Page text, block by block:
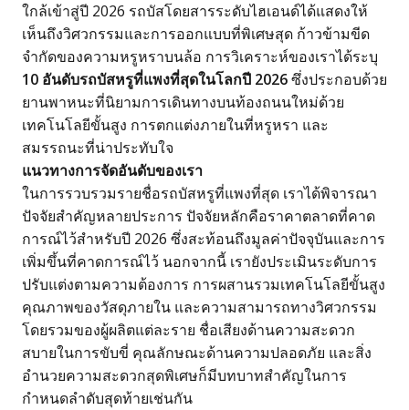
ใกล้เข้าสู่ปี 2026 รถบัสโดยสารระดับไฮเอนด์ได้แสดงให้
เห็นถึงวิศวกรรมและการออกแบบที่พิเศษสุด ก้าวข้ามขีด
จำกัดของความหรูหราบนล้อ การวิเคราะห์ของเราได้ระบุ
10 อันดับรถบัสหรูที่แพงที่สุดในโลกปี 2026ซึ่งประกอบด้วย
ยานพาหนะที่นิยามการเดินทางบนท้องถนนใหม่ด้วย
เทคโนโลยีขั้นสูง การตกแต่งภายในที่หรูหรา และ
สมรรถนะที่น่าประทับใจ
แนวทางการจัดอันดับของเรา
ในการรวบรวมรายชื่อรถบัสหรูที่แพงที่สุด เราได้พิจารณา
ปัจจัยสำคัญหลายประการ ปัจจัยหลักคือราคาตลาดที่คาด
การณ์ไว้สำหรับปี 2026 ซึ่งสะท้อนถึงมูลค่าปัจจุบันและการ
เพิ่มขึ้นที่คาดการณ์ไว้ นอกจากนี้ เรายังประเมินระดับการ
ปรับแต่งตามความต้องการ การผสานรวมเทคโนโลยีขั้นสูง
คุณภาพของวัสดุภายใน และความสามารถทางวิศวกรรม
โดยรวมของผู้ผลิตแต่ละราย ชื่อเสียงด้านความสะดวก
สบายในการขับขี่ คุณลักษณะด้านความปลอดภัย และสิ่ง
อำนวยความสะดวกสุดพิเศษก็มีบทบาทสำคัญในการ
กำหนดลำดับสุดท้ายเช่นกัน